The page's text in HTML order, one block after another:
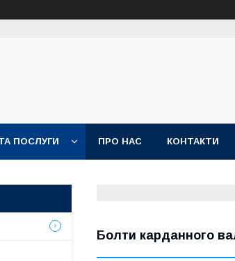
ПОСЛУГИ ПРО НАС КОНТАКТИ
Болти карданного